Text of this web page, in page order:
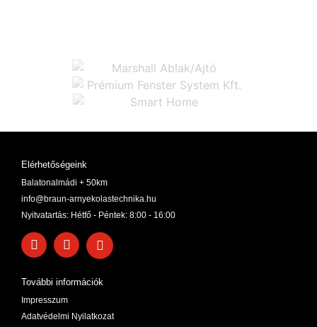
Elérhetőségeink
Balatonalmádi + 50km
info@braun-arnyekolastechnika.hu
Nyitvatartás: Hétfő - Péntek: 8:00 - 16:00
További információk
Impresszum
Adatvédelmi Nyilatkozat